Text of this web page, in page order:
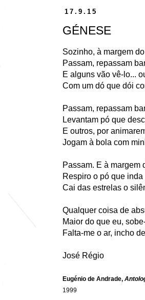
17.9.15
GÉNESE
Sozinho, à margem
Passam, repassam
E alguns vão vê-lo...
Com um dó que dói
Passam, repassam
Levantam pó que
E outros, por
Jogam à bola com
Passam. E à margem
Respiro o pó que inda
Cai das estrelas o
Qualquer coisa de
Maior do que eu,
Falta-me o ar, incho
José Régio
Eugénio de Andrade,
1999